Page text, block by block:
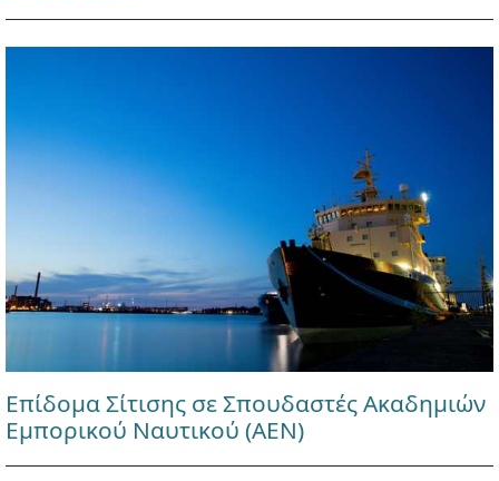
Επίδομα Σίτισης σε Σπουδαστές Ακαδημιών
Εμπορικού Ναυτικού (ΑΕΝ)